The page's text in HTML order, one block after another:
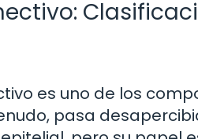
es uno de los
pasa